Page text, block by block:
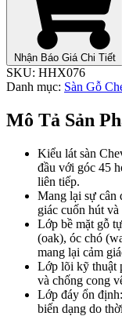
Nhận Báo Giá Chi Tiết
SKU: HHX076
Danh mục: Sàn Gỗ
Mô Tả Sản
Kiểu lát sàn
đầu với góc 45
liên tiếp.
Mang lại sự cân
giác cuốn hút
Lớp bề mặt gỗ
(oak), óc chó
mang lại cảm
Lớp lõi kỹ thuật
và chống cong
Lớp đáy ổn
biến dạng do